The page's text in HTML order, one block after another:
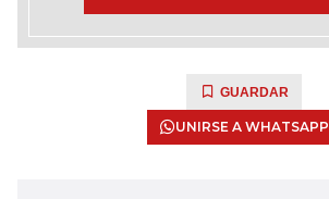
GUARDAR
UNIRSE A WHATSAPP